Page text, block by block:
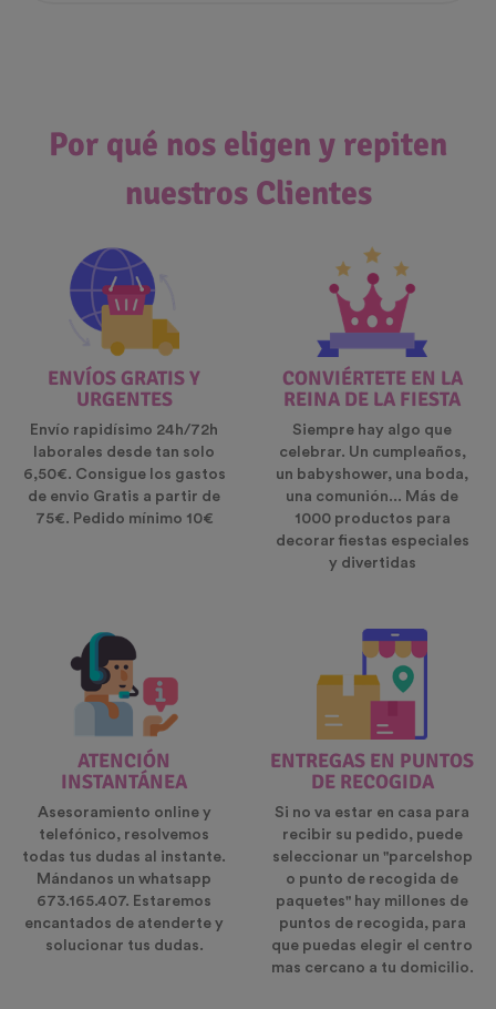
Por qué nos eligen y repiten
nuestros Clientes
ENVÍOS GRATIS Y
URGENTES
Envío rapidísimo 24h/72h
laborales desde tan solo
6,50€. Consigue los gastos
de envio Gratis a partir de
75€. Pedido mínimo 10€
CONVIÉRTETE EN LA
REINA DE LA FIESTA
Siempre hay algo que
celebrar. Un cumpleaños,
un babyshower, una boda,
una comunión... Más de
1000 productos para
decorar fiestas especiales
y divertidas
ATENCIÓN
INSTANTÁNEA
Asesoramiento online y
telefónico, resolvemos
todas tus dudas al instante.
Mándanos un whatsapp
673.165.407. Estaremos
encantados de atenderte y
solucionar tus dudas.
ENTREGAS EN PUNTOS
DE RECOGIDA
Si no va estar en casa para
recibir su pedido, puede
seleccionar un "parcelshop
o punto de recogida de
paquetes" hay millones de
puntos de recogida, para
que puedas elegir el centro
mas cercano a tu domicilio.